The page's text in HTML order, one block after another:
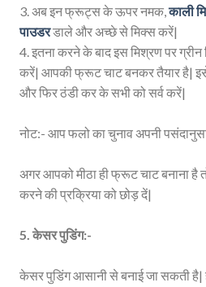
3. अब इन फ्रूट्स के ऊपर नमक,काली
पाउडरडाले और अच्छे से मिक्स करें|
4. इतना करने के बाद इस मिश्रण पर
करें| आपकी फ्रूट चाट बनकर तैयार है|
और फिर ठंडी कर के सभी को सर्व करें|
नोट:- आप फलो का चुनाव अपनी
अगर आपको मीठा ही फ्रूट चाट बनाना है
करने की प्रक्रिया को छोड़ दें|
5. केसर पुडिंग:-
केसर पुडिंग आसानी से बनाई जा सकती है|